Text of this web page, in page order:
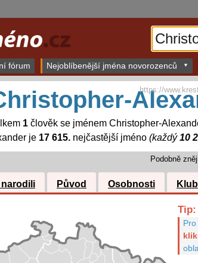
fórum Nejoblíbenější jména novorozenců
1člověk se jménem Christopher-
je 17 615.nejčastější jméno (každý10
https://
Podobně
narodili Původ Osobnosti Klub
Tip: